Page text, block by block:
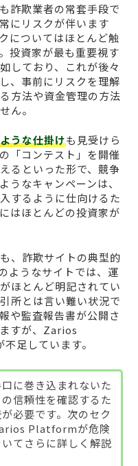
詐欺業者の常套手段で
にリスクが伴います
ついてはほとんど触
投資家が最も重要視す
しており、これが後々
、事前にリスクを理解
方法や資金管理の方法
ん。
うな仕掛けも見受けら
「コンテスト」を開催
るといった形で、競争
うなキャンペーンは、
するように仕向けるた
はほとんどの投資家が
も、詐欺サイトの典型的
うなサイトでは、運
ほとんど明記されてい
所とは言い難い状況で
や監査報告書が公開さ
すが、Zarios
足しています。
に巻き込まれないた
信頼性を確認するた
必要です。次のセク
Platformが危険
てさらに詳しく解説